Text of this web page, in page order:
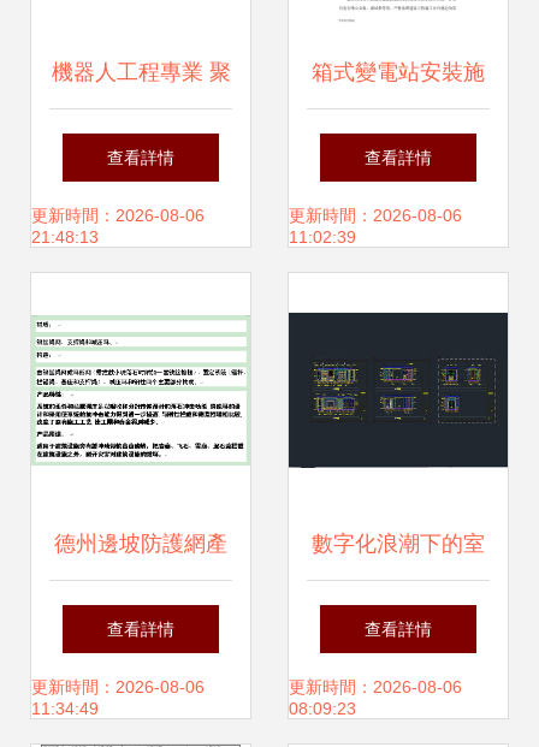
機器人工程專業 聚
焦核心，多元關
聯，探索網絡工程
查看詳情
更新時間：2026-08-06
21:48:13
箱式變電站安裝施
工組織設計與網絡
工程綜合實施策略
查看詳情
更新時間：2026-08-06
11:02:39
德州邊坡防護網產
品施工與網絡工程
設計施工的綜合注
查看詳情
更新時間：2026-08-06
11:34:49
數字化浪潮下的室
內與網絡工程 從設
計到施工的全流程
查看詳情
更新時間：2026-08-06
08:09:23